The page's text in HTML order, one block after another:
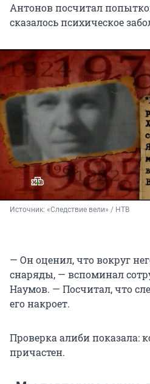
Антонов посчитал
сказалось психическое
Источник: «Следствие вели» / НТВ
— Он оценил, что вокруг
снаряды, — вспоминал
Наумов. — Посчитал, что
его накроет.
Проверка алиби показала:
причастен.